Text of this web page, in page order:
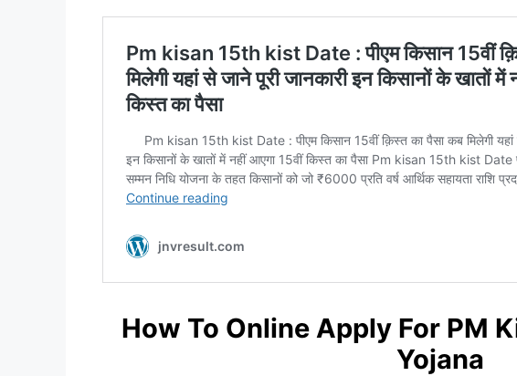
How To Online Apply For PM
Yojana